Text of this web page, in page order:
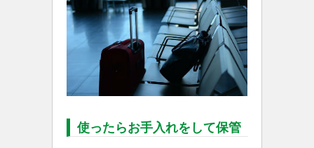
使ったらお手入れをして保管